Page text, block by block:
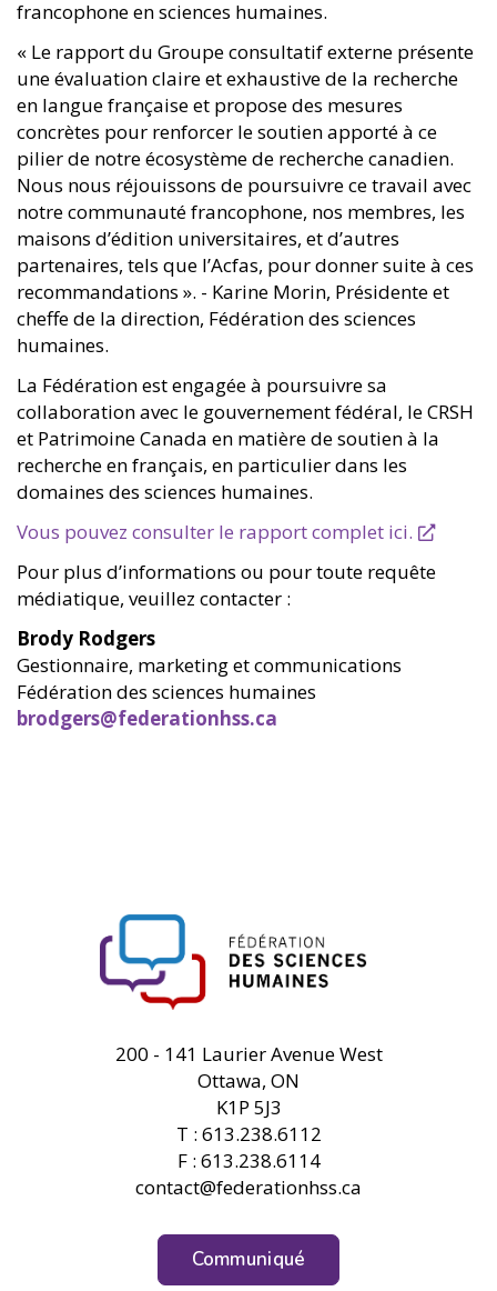
francophone en sciences humaines.
« Le rapport du Groupe consultatif externe présente
une évaluation claire et exhaustive de la recherche
en langue française et propose des mesures
concrètes pour renforcer le soutien apporté à ce
pilier de notre écosystème de recherche canadien.
Nous nous réjouissons de poursuivre ce travail avec
notre communauté francophone, nos membres, les
maisons d’édition universitaires, et d’autres
partenaires, tels que l’Acfas, pour donner suite à ces
recommandations ». - Karine Morin, Présidente et
cheffe de la direction, Fédération des sciences
humaines.
La Fédération est engagée à poursuivre sa
collaboration avec le gouvernement fédéral, le CRSH
et Patrimoine Canada en matière de soutien à la
recherche en français, en particulier dans les
domaines des sciences humaines.
Vous pouvez consulter le rapport complet ici.
Pour plus d’informations ou pour toute requête
médiatique, veuillez contacter :
Brody Rodgers
Gestionnaire, marketing et communications
Fédération des sciences humaines
brodgers@federationhss.ca
200 - 141 Laurier Avenue West
Ottawa, ON
K1P 5J3
T : 613.238.6112
F : 613.238.6114
contact@federationhss.ca
Communiqué